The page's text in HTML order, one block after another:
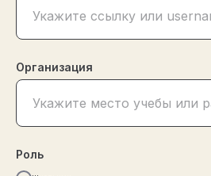
Организация
Роль